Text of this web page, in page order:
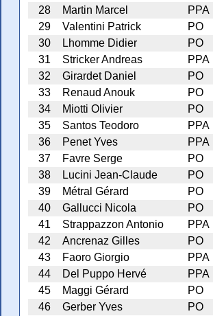
28
Martin Marcel PPA
29
Valentini Patrick PO
30
Lhomme Didier PO
31
Stricker Andreas PPA
32
Girardet Daniel PO
33
Renaud Anouk PO
34
Miotti Olivier PO
35
Santos Teodoro PPA
36
Penet Yves PPA
37
Favre Serge PO
38
Lucini Jean-Claude PO
39
Métral Gérard PO
40
Gallucci Nicola PO
41
Strappazzon Antonio PPA
42
Ancrenaz Gilles PO
43
Faoro Giorgio PPA
44
Del Puppo Hervé PPA
45
Maggi Gérard PO
46
Gerber Yves PO